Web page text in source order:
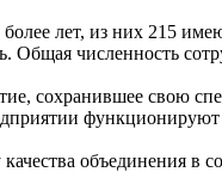
лет, из них 215
Общая численность
сохранившее свою
объединения